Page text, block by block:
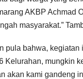
AKBP Achmad
masyarakat.”
pula bahwa,
Kelurahan, mungkin
akan kami gandeng